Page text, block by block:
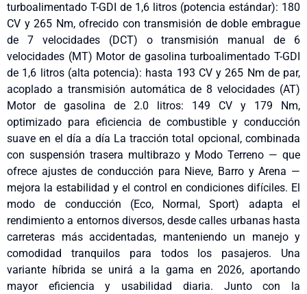
turboalimentado T-GDI de 1,6 litros (potencia estándar): 180
CV y 265 Nm, ofrecido con transmisión de doble embrague
de 7 velocidades (DCT) o transmisión manual de 6
velocidades (MT) Motor de gasolina turboalimentado T-GDI
de 1,6 litros (alta potencia): hasta 193 CV y 265 Nm de par,
acoplado a transmisión automática de 8 velocidades (AT)
Motor de gasolina de 2.0 litros: 149 CV y 179 Nm,
optimizado para eficiencia de combustible y conducción
suave en el día a día La tracción total opcional, combinada
con suspensión trasera multibrazo y Modo Terreno — que
ofrece ajustes de conducción para Nieve, Barro y Arena —
mejora la estabilidad y el control en condiciones difíciles. El
modo de conducción (Eco, Normal, Sport) adapta el
rendimiento a entornos diversos, desde calles urbanas hasta
carreteras más accidentadas, manteniendo un manejo y
comodidad tranquilos para todos los pasajeros. Una
variante híbrida se unirá a la gama en 2026, aportando
mayor eficiencia y usabilidad diaria. Junto con la